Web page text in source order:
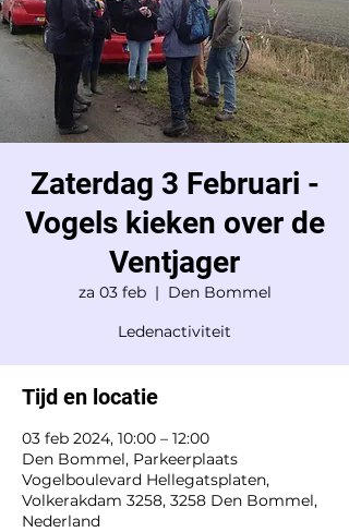
Zaterdag 3 Februari -
Vogels kieken over de
Ventjager
za 03 feb
  |
Den Bommel
Tijd en locatie
03 feb 2024, 10:00 – 12:00
Den Bommel, Parkeerplaats
Vogelboulevard Hellegatsplaten,
Volkerakdam 3258, 3258 Den Bommel,
Nederland